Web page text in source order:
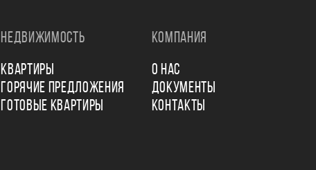
НЕДВИЖИМОСТЬ
КВАРТИРЫ
ГОРЯЧИЕ ПРЕДЛОЖЕНИЯ
ГОТОВЫЕ КВАРТИРЫ
КОМПАНИЯ
О НАС
ДОКУМЕНТЫ
КОНТАКТЫ